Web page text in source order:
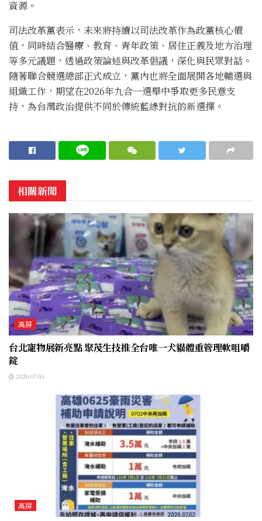
資源。
司法改革黨表示，未來將持續以司法改革作為政黨核心價
值，同時結合醫療、教育、青年政策、居住正義及地方治理
等多元議題，透過政策論述與改革倡議，深化與民眾對話。
隨著聯合競選總部正式成立，黨內也將全面展開各地輔選與
組織工作，期望在2026年九合一選舉中爭取更多民意支
持，為台灣政治提供不同於傳統藍綠對抗的新選擇。
相關新聞
高屏
台北寵物展新亮點 聚茂生技推全台唯一犬貓體重管理軟咀嚼
錠
2026-07-03
高屏